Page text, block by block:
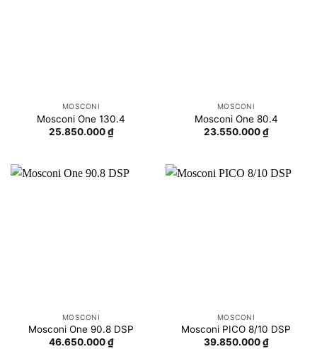
MOSCONI
Mosconi One 130.4
25.850.000₫
MOSCONI
Mosconi One 80.4
23.550.000₫
MOSCONI
Mosconi One 90.8 DSP
46.650.000₫
MOSCONI
Mosconi PICO 8/10 DSP
39.850.000₫